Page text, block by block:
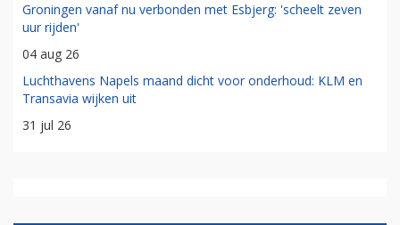
Groningen vanaf nu verbonden met Esbjerg: 'scheelt zeven
uur rijden'
04 aug 26
Luchthavens Napels maand dicht voor onderhoud: KLM en
Transavia wijken uit
31 jul 26